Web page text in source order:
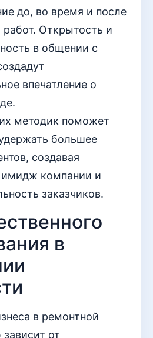
до, во время и после
Открытость и
в общении с
впечатление о
методик поможет
большее
создавая
компании и
заказчиков.
в
в ремонтной
от